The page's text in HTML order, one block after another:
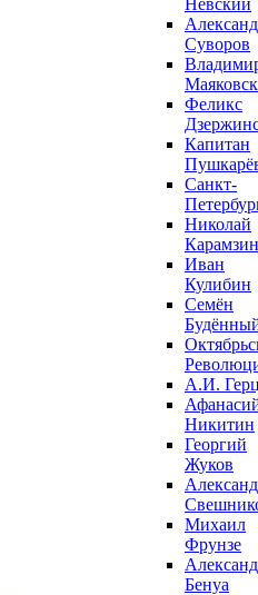
Невский
Суворов
Феликс
Капитан
Санкт-
Николай
Карамзин
Иван
Кулибин
Семён
А.И.
Никитин
Георгий
Жуков
Михаил
Фрунзе
Бенуа